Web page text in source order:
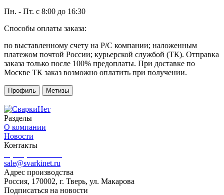
Пн. - Пт. с 8:00 до 16:30
Способы оплаты заказа:
по выставленному счету на Р/С компании; наложенным
платежом почтой России; курьерской службой (ТК). Отправка
заказа только после 100% предоплаты. При доставке по
Москве ТК заказ возможно оплатить при получении.
Профиль Метизы
Разделы
О компании
Новости
Контакты
sale@svarkinet.ru
Адрес производства
Россия, 170002, г. Тверь, ул. Макарова
Подписаться на новости